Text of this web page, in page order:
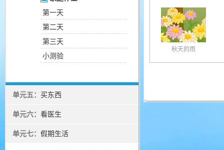
第一天
第二天
第三天
小测验
单元五： 买东西
单元六： 看医生
单元七： 假期生活
秋天的雨